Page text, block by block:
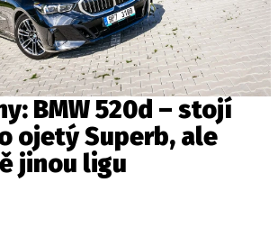
BMW 520d – stojí
ojetý Superb, ale
jinou ligu